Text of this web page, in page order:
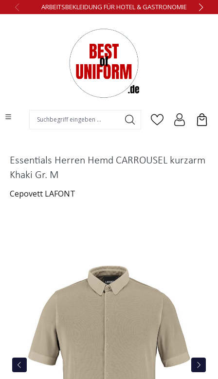
springenARBEITSBEKLEIDUNG FÜR HOTEL & GASTRONOMIE
Essentials Herren Hemd CARROUSEL kurzarm
Khaki Gr. M
Cepovett LAFONT